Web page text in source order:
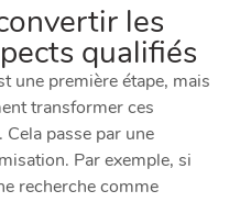
les
qualifiés
une première étape, mais
transformer ces
passe par une
Par exemple, si
recherche comme